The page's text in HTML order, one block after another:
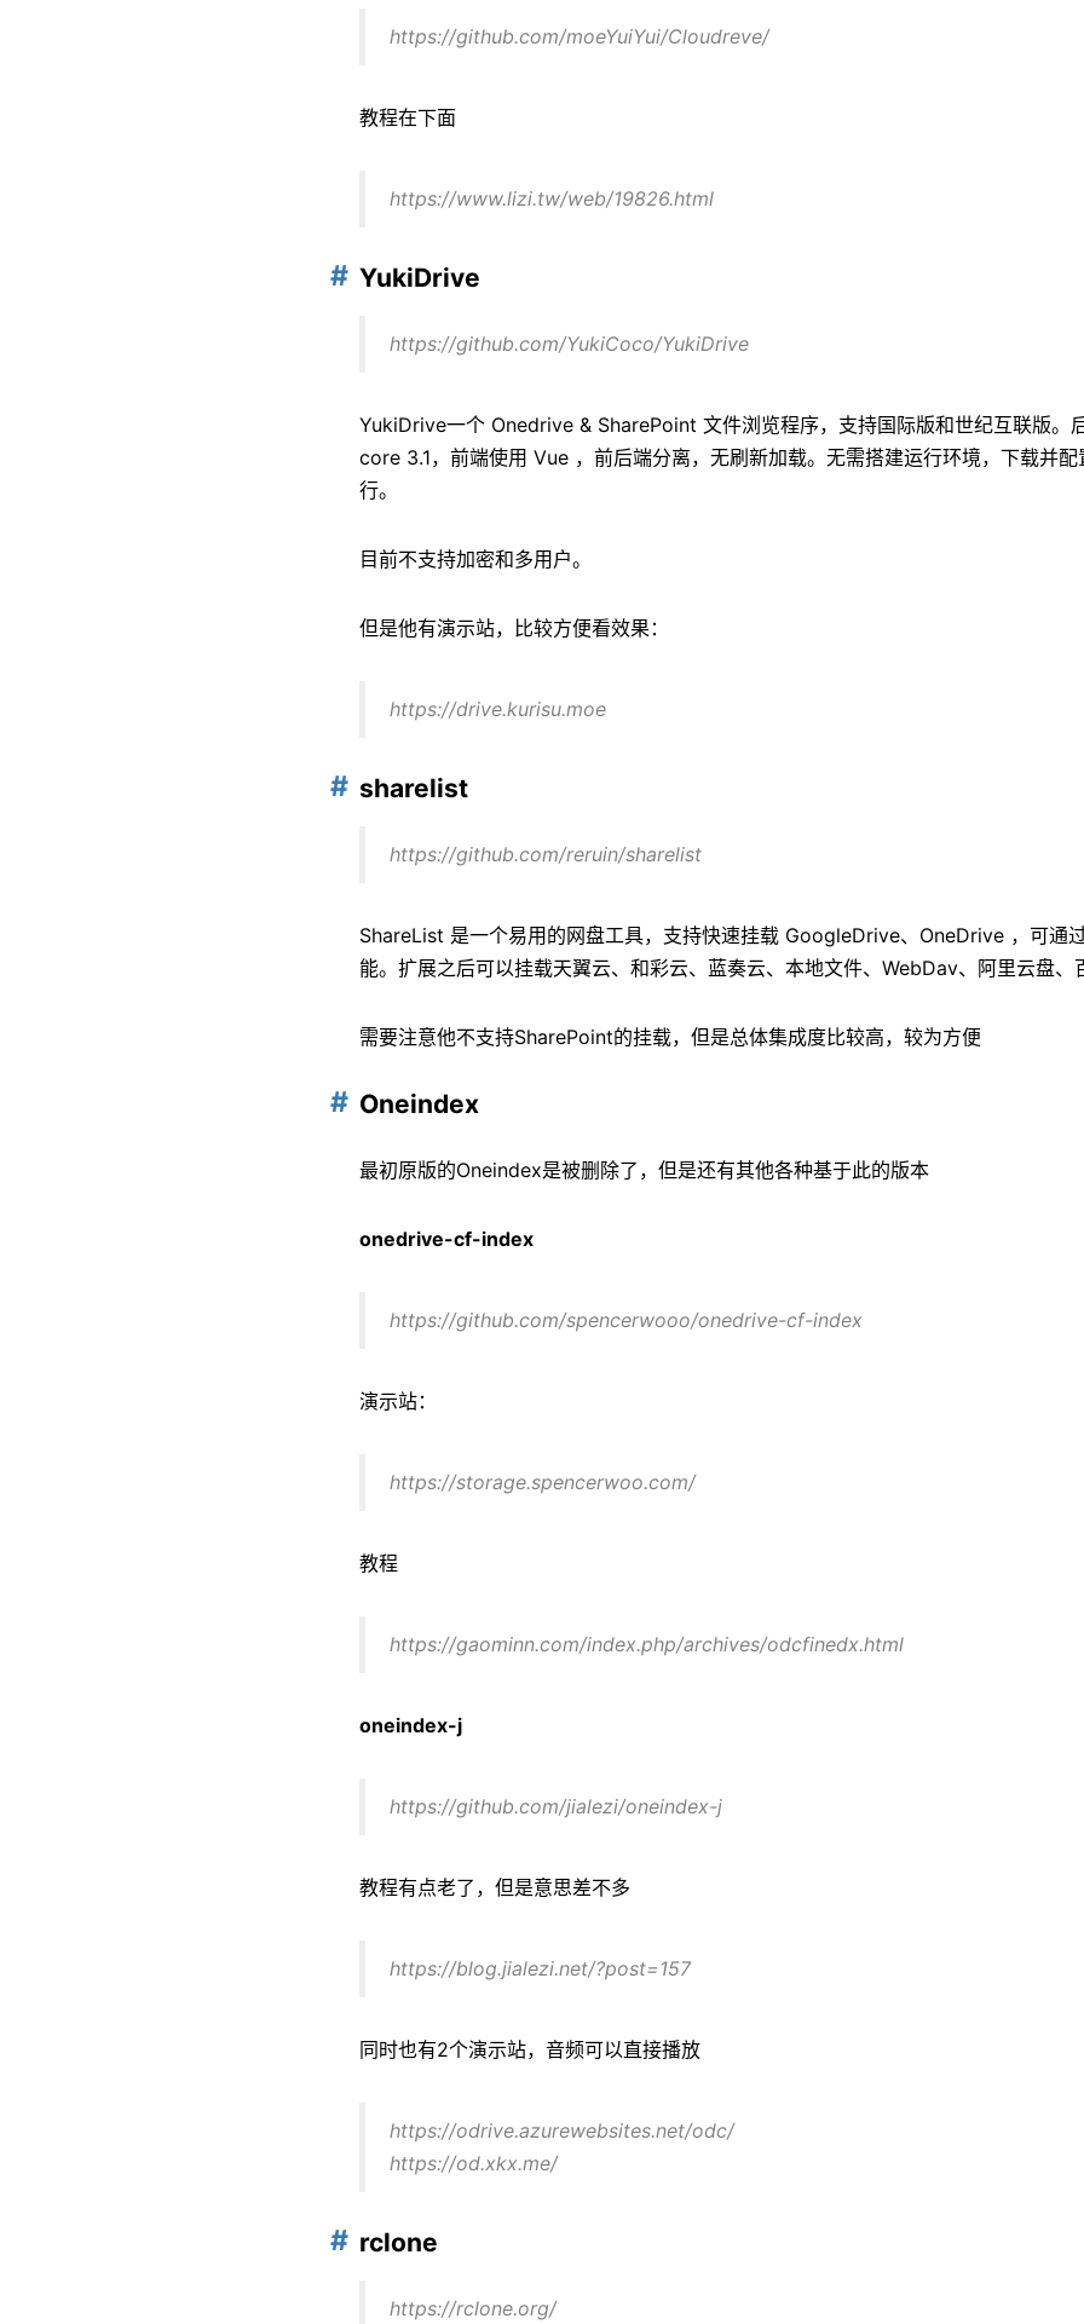
https://github.com/moeYuiYui/Cloudreve/
教程在下面
https://www.lizi.tw/web/19826.html
YukiDrive
https://github.com/YukiCoco/YukiDrive
YukiDrive一个 Onedrive & SharePoint 文件浏览程序，支持国际版和世纪互联版。
core 3.1，前端使用 Vue ，前后端分离，无刷新加载。无需搭建运行环境，下载并
行。
目前不支持加密和多用户。
但是他有演示站，比较方便看效果：
https://drive.kurisu.moe
sharelist
https://github.com/reruin/sharelist
ShareList 是一个易用的网盘工具，支持快速挂载 GoogleDrive、OneDrive ，可通
能。扩展之后可以挂载天翼云、和彩云、蓝奏云、本地文件、WebDav、阿里云盘、
需要注意他不支持SharePoint的挂载，但是总体集成度比较高，较为方便
Oneindex
最初原版的Oneindex是被删除了，但是还有其他各种基于此的版本
onedrive-cf-index
https://github.com/spencerwooo/onedrive-cf-index
演示站：
https://storage.spencerwoo.com/
教程
https://gaominn.com/index.php/archives/odcfinedx.html
oneindex-j
https://github.com/jialezi/oneindex-j
教程有点老了，但是意思差不多
https://blog.jialezi.net/?post=157
同时也有2个演示站，音频可以直接播放
https://odrive.azurewebsites.net/odc/
https://od.xkx.me/
rclone
https://rclone.org/